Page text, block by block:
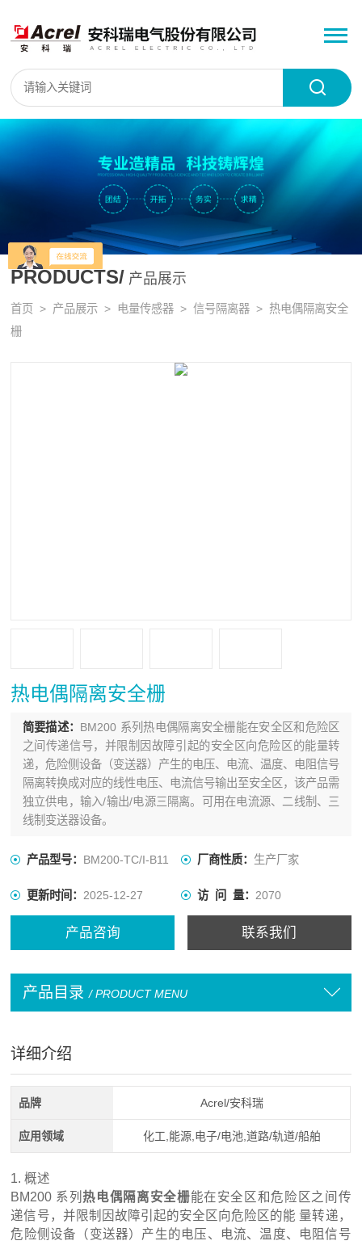
PRODUCTS/ 产品展示
首页 > 产品展示 > 电量传感器 >信号隔离器 > 热电偶隔离安全
栅
热电偶隔离安全栅
简要描述： BM200 系列热电偶隔离安全栅能在安全区和危险区
之间传递信号，并限制因故障引起的安全区向危险区的能量转
递，危险侧设备（变送器）产生的电压、电流、温度、电阻信号
隔离转换成对应的线性电压、电流信号输出至安全区，该产品需
独立供电，输入/输出/电源三隔离。可用在电流源、二线制、三
线制变送器设备。
产品型号： BM200-TC/I-B11 厂商性质： 生产厂家
更新时间：2025-12-27 访 问 量： 2070
产品咨询 联系我们
产品目录 / PRODUCT MENU
详细介绍
品牌 Acrel/安科瑞
应用领域 化工,能源,电子/电池,道路/轨道/船舶
1. 概述
BM200 系列热电偶隔离安全栅能在安全区和危险区之间传
递信号，并限制因故障引起的安全区向危险区的能 量转递，
危险侧设备（变送器）产生的电压、电流、温度、电阻信号